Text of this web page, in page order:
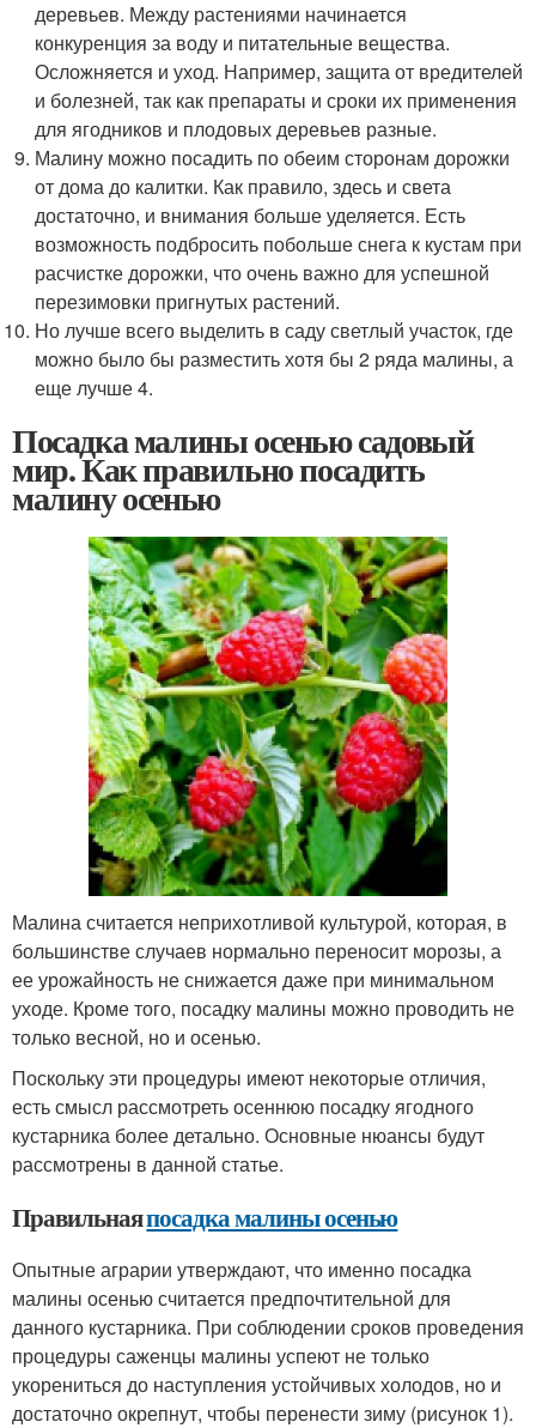
деревьев. Между растениями начинается
конкуренция за воду и питательные вещества.
Осложняется и уход. Например, защита от вредителей
и болезней, так как препараты и сроки их применения
для ягодников и плодовых деревьев разные.
Малину можно посадить по обеим сторонам дорожки
от дома до калитки. Как правило, здесь и света
достаточно, и внимания больше уделяется. Есть
возможность подбросить побольше снега к кустам при
расчистке дорожки, что очень важно для успешной
перезимовки пригнутых растений.
Но лучше всего выделить в саду светлый участок, где
можно было бы разместить хотя бы 2 ряда малины, а
еще лучше 4.
Посадка малины осенью садовый
мир. Как правильно посадить
малину осенью
Малина считается неприхотливой культурой, которая, в
большинстве случаев нормально переносит морозы, а
ее урожайность не снижается даже при минимальном
уходе. Кроме того, посадку малины можно проводить не
только весной, но и осенью.
Поскольку эти процедуры имеют некоторые отличия,
есть смысл рассмотреть осеннюю посадку ягодного
кустарника более детально. Основные нюансы будут
рассмотрены в данной статье.
Правильнаяпосадка малины осенью
Опытные аграрии утверждают, что именно посадка
малины осенью считается предпочтительной для
данного кустарника. При соблюдении сроков проведения
процедуры саженцы малины успеют не только
укорениться до наступления устойчивых холодов, но и
достаточно окрепнут, чтобы перенести зиму (рисунок 1).